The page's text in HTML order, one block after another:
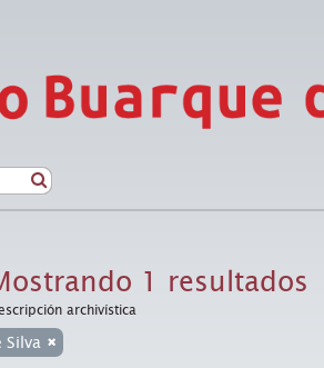
1 resultados
archivística
Silva